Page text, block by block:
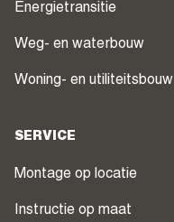
Energietransitie
Weg- en waterbouw
Woning- en utiliteitsbouw
SERVICE
Montage op locatie
Instructie op maat